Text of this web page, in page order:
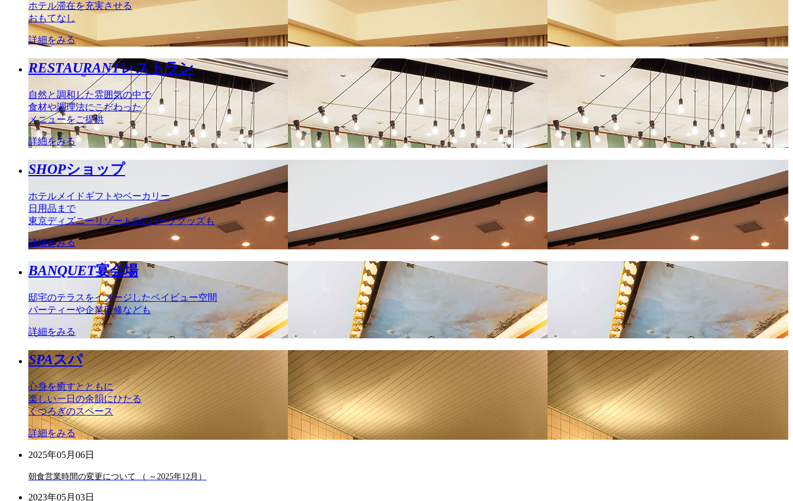
ホテル滞在を充実させる
おもてなし
詳細をみる
RESTAURANTレストラン
自然と調和した雰囲気の中で
食材や調理法にこだわった
メニューをご提供
詳細をみる
SHOPショップ
ホテルメイドギフトやベーカリー
日用品まで
東京ディズニーリゾート®のパークグッズも
詳細をみる
BANQUET宴会場
邸宅のテラスをイメージしたベイビュー空間
パーティーや企業研修なども
詳細をみる
SPAスパ
心身を癒すとともに
楽しい一日の余韻にひたる
くつろぎのスペース
詳細をみる
2025年05月06日
朝食営業時間の変更について （ ～2025年12月）
2023年05月03日